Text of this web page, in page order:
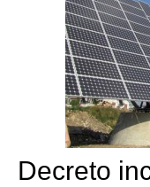
Decreto